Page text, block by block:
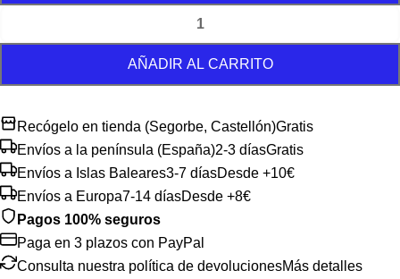
AÑADIR AL CARRITO
Recógelo en tienda (Segorbe, Castellón)Gratis
Envíos a la península (España)2-3 díasGratis
Envíos a Islas Baleares3-7 díasDesde +10€
Envíos a Europa7-14 díasDesde +8€
Pagos 100% seguros
Paga en 3 plazos con PayPal
Consulta nuestra política de devolucionesMás detalles